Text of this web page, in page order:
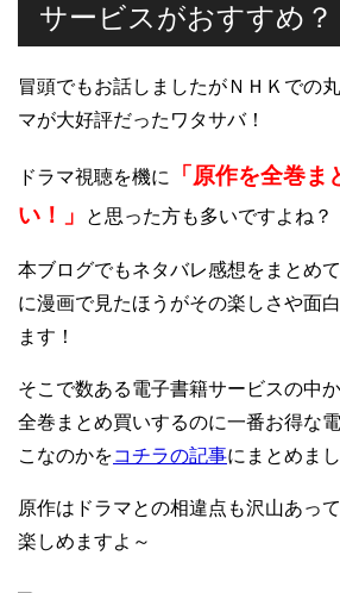
サービスがおすすめ？
冒頭でもお話しましたがＮＨＫでの
マが大好評だったワタサバ！
ドラマ視聴を機に
「原作を全巻
い！」
と思った方も多いですよね？
本ブログでもネタバレ感想をまとめ
に漫画で見たほうがその楽しさや面
ます！
そこで数ある電子書籍サービスの中
全巻まとめ買いするのに一番お得な
こなのかをコチラの記事にまとめまし
原作はドラマとの相違点も沢山あっ
楽しめますよ～